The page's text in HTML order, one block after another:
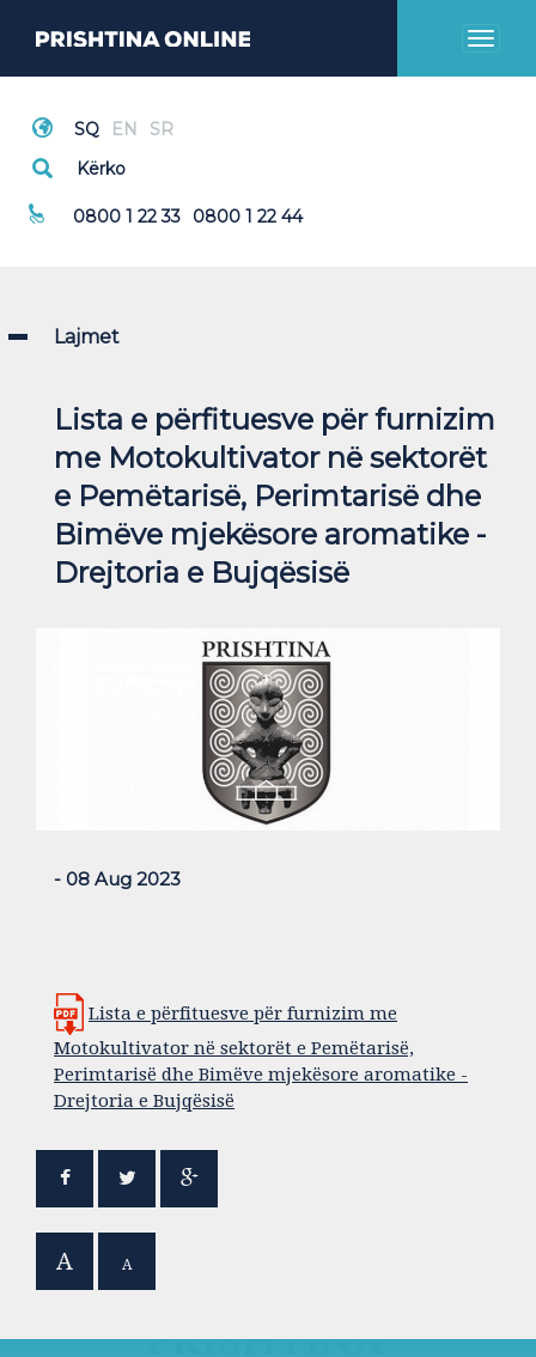
Toggle
Thirrje Emergjente
0800 1 22 33 0800 1 22 44
Lajmet
Lista e përfituesve për furnizim
me Motokultivator në sektorët
e Pemëtarisë, Perimtarisë dhe
Bimëve mjekësore aromatike -
Drejtoria e Bujqësisë
- 08 Aug 2023
Lista e përfituesve për furnizim me
Motokultivator në sektorët e Pemëtarisë,
Perimtarisë dhe Bimëve mjekësore aromatike -
Drejtoria e Bujqësisë
A A